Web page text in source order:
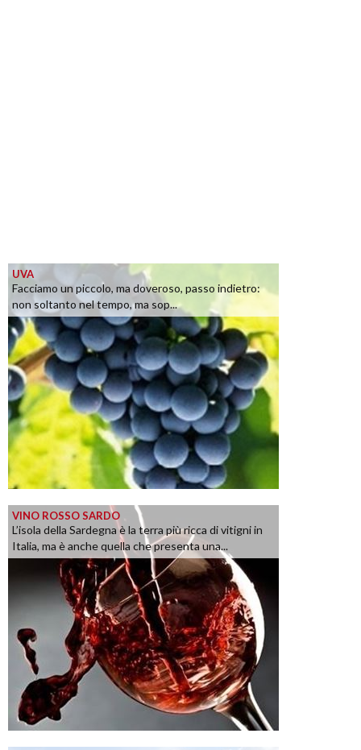
UVA
Facciamo un piccolo, ma doveroso, passo indietro:
non soltanto nel tempo, ma sop...
VINO ROSSO SARDO
L’isola della Sardegna è la terra più ricca di vitigni in
Italia, ma è anche quella che presenta una...